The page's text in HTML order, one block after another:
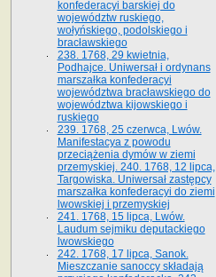
konfederacyi barskiej do
województw ruskiego,
wołyńskiego, podolskiego i
bracławskiego
238. 1768, 29 kwietnia,
Podhajce. Uniwersał i ordynans
marszałka konfederacyi
województwa bracławskiego do
wo­jewództwa kijowskiego i
ruskiego
239. 1768, 25 czerwca, Lwów.
Manifestacya z powodu
przeciążenia dymów w ziemi
przemyskiej. 240. 1768, 12 lipca,
Targowiska. Uniwersał zastępcy
marszałka konfederacyi do ziemi
lwowskiej i przemyskiej
241. 1768, 15 lipca, Lwów.
Laudum sejmiku deputackiego
lwowskiego
242. 1768, 17 lipca, Sanok.
Mieszczanie sanoccy składają